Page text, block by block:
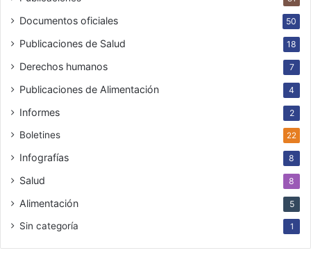
Documentos oficiales 50
Publicaciones de Salud 18
Derechos humanos 7
Publicaciones de Alimentación 4
Informes 2
Boletines 22
Infografías 8
Salud 8
Alimentación 5
Sin categoría 1